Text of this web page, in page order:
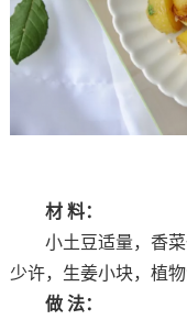
材 料：
小土豆适量，香
少许，生姜小块，植
做 法：